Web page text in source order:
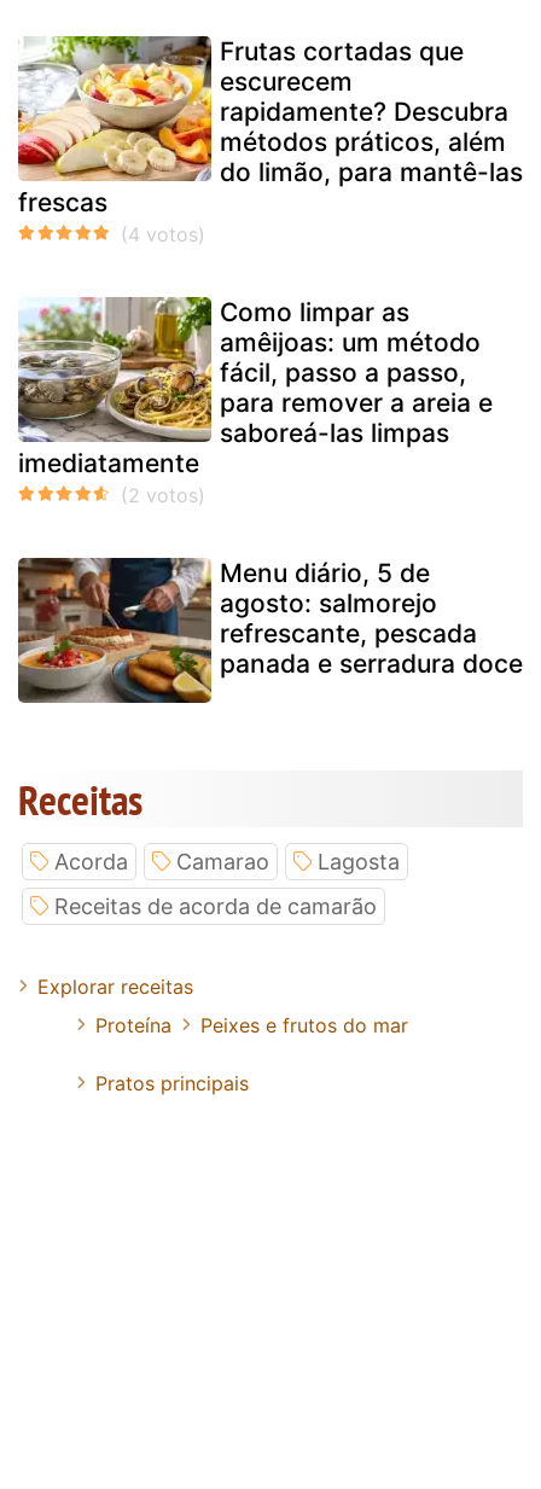
Frutas cortadas que
escurecem
rapidamente? Descubra
métodos práticos, além
do limão, para mantê-las
frescas
Como limpar as
amêijoas: um método
fácil, passo a passo,
para remover a areia e
saboreá-las limpas
imediatamente
Menu diário, 5 de
agosto: salmorejo
refrescante, pescada
panada e serradura doce
Receitas
Acorda Camarao
Lagosta
Receitas de acorda de camarão
Explorar receitas
Proteína
Peixes e frutos do mar
Pratos principais